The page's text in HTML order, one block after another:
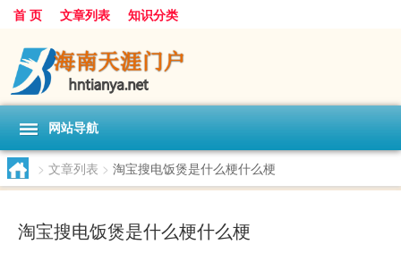
首 页 文章列表 知识分类
网站导航
> 文章列表 > 淘宝搜电饭煲是什么梗什么梗
淘宝搜电饭煲是什么梗什么梗